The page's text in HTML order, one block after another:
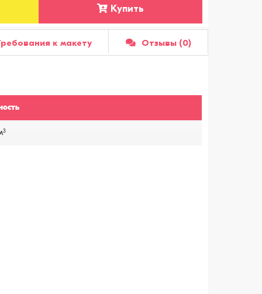
Купить
к макету Отзывы (0)
3